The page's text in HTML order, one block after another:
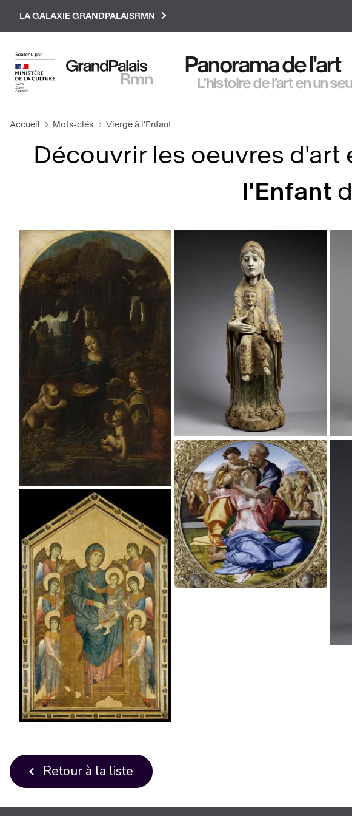
LA GALAXIE GRANDPALAISRMN
Panorama de l'art
L’histoire de l’art en un
Accueil Mots-clés Vierge à l'Enfant
Découvrir les oeuvres
l'Enfant
Retour à la liste